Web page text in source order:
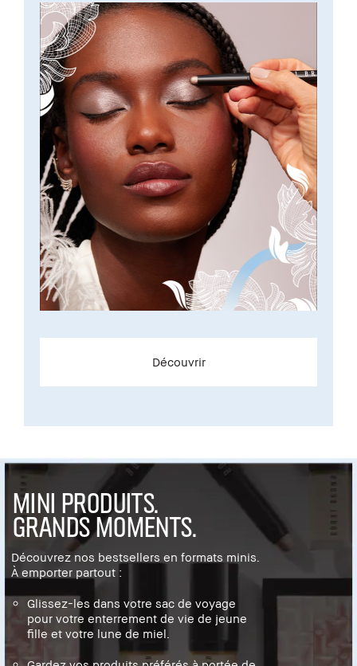
Découvrir
MINI PRODUITS.
GRANDS MOMENTS.
Découvrez nos bestsellers en formats minis.
À emporter partout :
Glissez-les dans votre sac de voyage
pour votre enterrement de vie de jeune
fille et votre lune de miel.